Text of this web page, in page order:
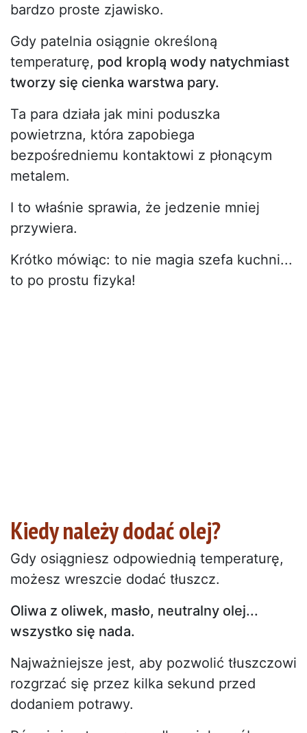
bardzo proste zjawisko.
Gdy patelnia osiągnie określoną
temperaturę, pod kroplą wody natychmiast
tworzy się cienka warstwa pary.
Ta para działa jak mini poduszka
powietrzna, która zapobiega
bezpośredniemu kontaktowi z płonącym
metalem.
I to właśnie sprawia, że jedzenie mniej
przywiera.
Krótko mówiąc: to nie magia szefa kuchni...
to po prostu fizyka!
Kiedy należy dodać olej?
Gdy osiągniesz odpowiednią temperaturę,
możesz wreszcie dodać tłuszcz.
Oliwa z oliwek, masło, neutralny olej...
wszystko się nada.
Najważniejsze jest, aby pozwolić tłuszczowi
rozgrzać się przez kilka sekund przed
dodaniem potrawy.